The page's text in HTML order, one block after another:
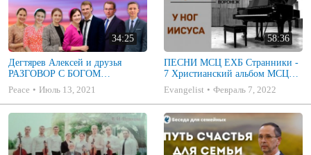
34:25
Дегтярев Алексей и друзья
РАЗГОВОР С БОГОМ
Христианские песни МСЦ ЕХБ
2021 (7я)
Peace Июль 13, 2021
58:36
ПЕСНИ МСЦ ЕХБ Странники -
7 Христианский альбом МСЦ
ЕХБ
Evangelist Февраль 7, 2022